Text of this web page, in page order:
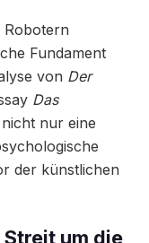
Fundament
von Der
Das
nur eine
der künstlichen
Streit um die